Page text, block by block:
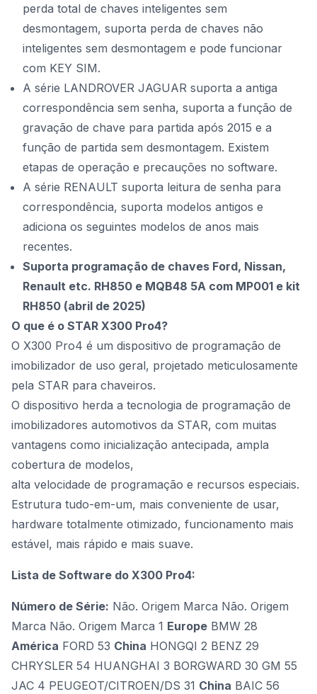
perda total de chaves inteligentes sem
desmontagem, suporta perda de chaves não
inteligentes sem desmontagem e pode funcionar
com KEY SIM.
A série LANDROVER JAGUAR suporta a antiga
correspondência sem senha, suporta a função de
gravação de chave para partida após 2015 e a
função de partida sem desmontagem. Existem
etapas de operação e precauções no software.
A série RENAULT suporta leitura de senha para
correspondência, suporta modelos antigos e
adiciona os seguintes modelos de anos mais
recentes.
Suporta programação de chaves Ford, Nissan,
Renault etc. RH850 e MQB48 5A com MP001 e kit
RH850 (abril de 2025)
O que é o STAR X300 Pro4?
O X300 Pro4 é um dispositivo de programação de
imobilizador de uso geral, projetado meticulosamente
pela STAR para chaveiros.
O dispositivo herda a tecnologia de programação de
imobilizadores automotivos da STAR, com muitas
vantagens como inicialização antecipada, ampla
cobertura de modelos,
alta velocidade de programação e recursos especiais.
Estrutura tudo-em-um, mais conveniente de usar,
hardware totalmente otimizado, funcionamento mais
estável, mais rápido e mais suave.
Lista de Software do X300 Pro4:
Número de Série: Não. Origem Marca Não. Origem
Marca Não. Origem Marca 1 Europe BMW 28
América FORD 53 China HONGQI 2 BENZ 29
CHRYSLER 54 HUANGHAI 3 BORGWARD 30 GM 55
JAC 4 PEUGEOT/CITROEN/DS 31 China BAIC 56